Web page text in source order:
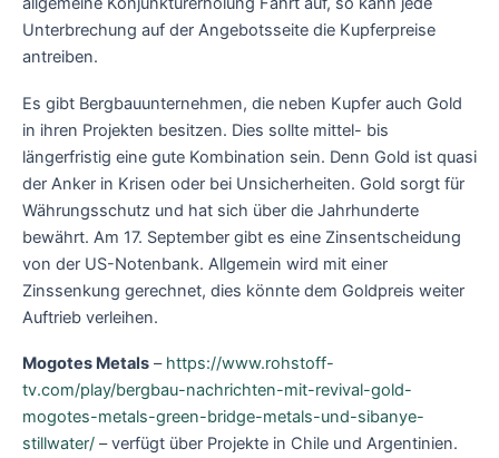
Unterbrechung auf der Angebotsseite die Kupferpreise
antreiben.
Es gibt Bergbauunternehmen, die neben Kupfer auch Gold
in ihren Projekten besitzen. Dies sollte mittel- bis
längerfristig eine gute Kombination sein. Denn Gold ist quasi
der Anker in Krisen oder bei Unsicherheiten. Gold sorgt für
Währungsschutz und hat sich über die Jahrhunderte
bewährt. Am 17. September gibt es eine Zinsentscheidung
von der US-Notenbank. Allgemein wird mit einer
Zinssenkung gerechnet, dies könnte dem Goldpreis weiter
Auftrieb verleihen.
Mogotes Metals – https://www.rohstoff-
tv.com/play/bergbau-nachrichten-mit-revival-gold-
mogotes-metals-green-bridge-metals-und-sibanye-
stillwater/ – verfügt über Projekte in Chile und Argentinien.